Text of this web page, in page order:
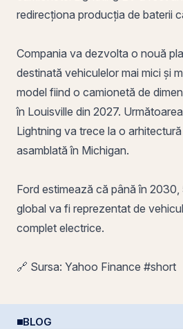
redirecționa producția de baterii
Compania va dezvolta o nouă
destinată vehiculelor mai mici și
model fiind o camionetă de
în Louisville din 2027.
Lightning va trece la o
asamblată în Michigan.
Ford estimează că până în
global va fi reprezentat de
complet electrice.
🔗 Sursa: Yahoo Finance #short
BLOG